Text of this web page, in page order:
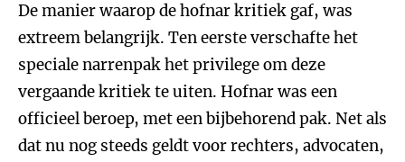
De manier waarop de hofnar kritiek gaf, was
extreem belangrijk. Ten eerste verschafte het
speciale narrenpak het privilege om deze
vergaande kritiek te uiten. Hofnar was een
officieel beroep, met een bijbehorend pak. Net als
dat nu nog steeds geldt voor rechters, advocaten,